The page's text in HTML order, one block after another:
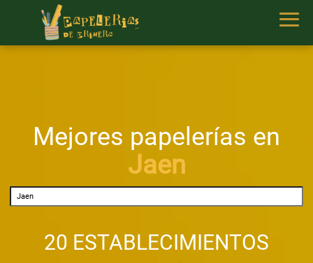
Mejores papelerías en
Jaen
20 ESTABLECIMIENTOS